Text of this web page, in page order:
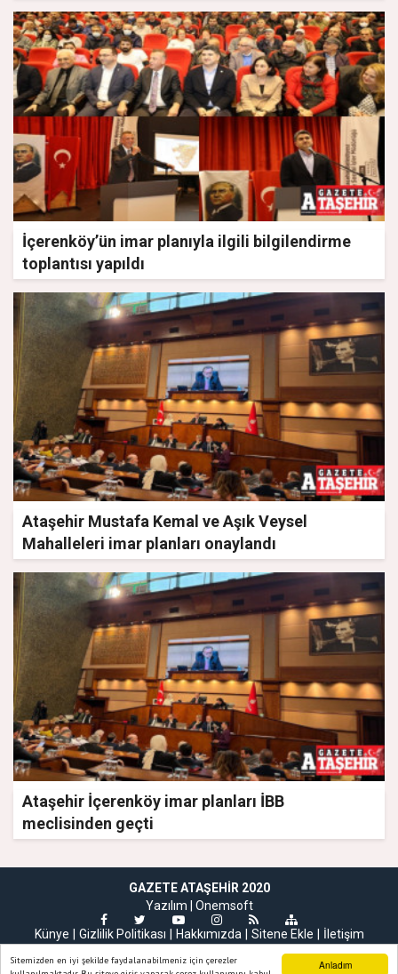
Anladım
Sitemizden en iyi şekilde faydalanabilmeniz için çerezler
İçerenköy’ün imar planıyla ilgili bilgilendirme
toplantısı yapıldı
Ataşehir Mustafa Kemal ve Aşık Veysel
Mahalleleri imar planları onaylandı
Ataşehir İçerenköy imar planları İBB
meclisinden geçti
GAZETE ATAŞEHIR 2020
Yazılım | Onemsoft
Künye
Gizlilik Politikası Hakkımızda Sitene Ekle İletişim